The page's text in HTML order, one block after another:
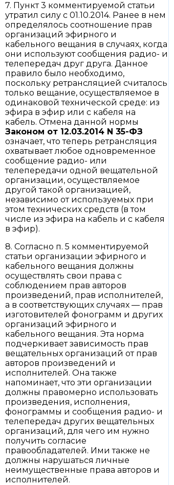
7. Пункт 3 комментируемой статьи
утратил силу с 01.10.2014. Ранее в нем
определялось соотношение прав
организаций эфирного и
кабельного вещания в случаях, когда
они используют сообщения радио- и
телепередач друг друга. Данное
правило было необходимо,
поскольку ретрансляцией считалось
только вещание, осуществляемое в
одинаковой технической среде: из
эфира в эфир или с кабеля на
кабель. Отмена данной нормы
Законом от 12.03.2014 N 35-ФЗ
означает, что теперь ретрансляция
охватывает любое одновременное
сообщение радио- или
телепередачи одной вещательной
организации, осуществляемое
другой такой организацией,
независимо от используемых при
этом технических средств (в том
числе из эфира на кабель и с кабеля
в эфир).
8. Согласно п. 5 комментируемой
статьи организации эфирного и
кабельного вещания должны
осуществлять свои права с
соблюдением прав авторов
произведений, прав исполнителей,
а в соответствующих случаях — прав
изготовителей фонограмм и других
организаций эфирного и
кабельного вещания. Эта норма
подчеркивает зависимость прав
вещательных организаций от прав
авторов произведений и
исполнителей. Она также
напоминает, что эти организации
должны правомерно использовать
произведения, исполнения,
фонограммы и сообщения радио- и
телепередач других вещательных
организаций, для чего им нужно
получить согласие
правообладателей. Ими также не
должны нарушаться личные
неимущественные права авторов и
исполнителей.